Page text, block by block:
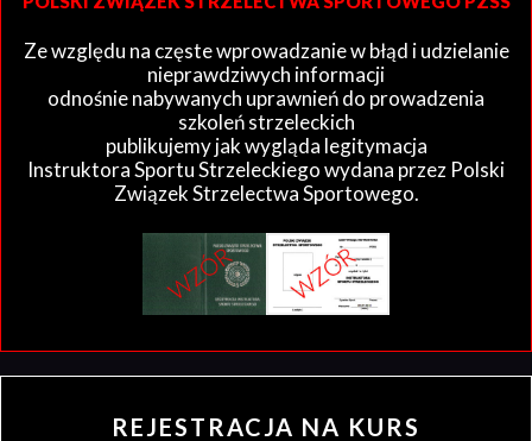
Ze względu na częste wprowadzanie w błąd i udzielanie
nieprawdziwych informacji
odnośnie nabywanych uprawnień do prowadzenia
szkoleń strzeleckich
publikujemy jak wygląda legitymacja
Instruktora Sportu Strzeleckiego wydana przez Polski
Związek Strzelectwa Sportowego.
REJESTRACJA NA KURS